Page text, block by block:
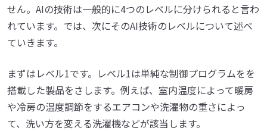
せん。AIの技術は一般的に4つのレベルに分けられると言わ
れています。では、次にそのAI技術のレベルについて述べ
ていきます。
まずはレベル1です。レベル1は単純な制御プログラムをを
搭載した製品をさします。例えば、室内温度によって暖房
や冷房の温度調節をするエアコンや洗濯物の重さによっ
て、洗い方を変える洗濯機などが該当します。